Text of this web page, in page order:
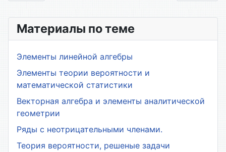
Материалы по теме
Элементы линейной алгебры
Элементы теории вероятности и
математической статистики
Векторная алгебра и элементы аналитической
геометрии
Ряды с неотрицательными членами.
Теория вероятности, решеные задачи